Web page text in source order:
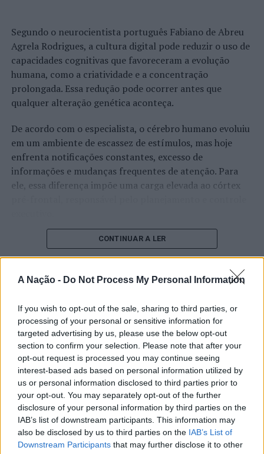
A Nação - Do Not Process My Personal Information
If you wish to opt-out of the sale, sharing to third parties, or
processing of your personal or sensitive information for
targeted advertising by us, please use the below opt-out
section to confirm your selection. Please note that after your
opt-out request is processed you may continue seeing
interest-based ads based on personal information utilized by
us or personal information disclosed to third parties prior to
your opt-out. You may separately opt-out of the further
disclosure of your personal information by third parties on the
IAB’s list of downstream participants. This information may
also be disclosed by us to third parties on the IAB’s List of
Downstream Participants that may further disclose it to other
Segundo o neurocientista português Fabiano de Abreu
Agrela Rodrigues, a cultura digital pode reduzir o uso de
capacidades cognitivas que favoreceram a evolução
humana, como a criatividade e a concentração
prolongada. Essa redução pode ocorrer antes que
qualquer alteração genética aconteça.
De acordo com o especialista, o cérebro humano evoluiu
em um ambiente de escassez de estímulos, mas hoje
enfrenta notificações constantes, excesso de
informações e mudanças frequentes de atenção. Para
ele, essa diferença impõe uma carga elevada ao córtex
O pesquisador afirma que plataformas digitais também
estimulam continuamente o sistema de recompensa do
cérebro, favorecendo a fadiga mental, a dificuldade de
manter a atenção e a procrastinação. Na sua visão,
aumentam a sensação de sobrecarga, enquanto o stress
prolongado pode elevar os níveis de cortisol e
prejudicar o desempenho cognitivo.
Fabiano de Abreu Agrela Rodrigues ressalta que não há
evidências de que o ambiente digital provoque mudanças
genéticas na espécie humana. A adaptação observada,
afirma, ocorre por meio da neuroplasticidade, processo
pelo qual os circuitos neurais se reorganizam em
resposta às experiências.
CONTINUAR A LER
“Millennium Estoril Open 2026”
regressou ao circuito ATP com
vitória do francês Luca Van Assche
Publicado 1 dia atrás on 07/08/2026
Por Ígor Lopes
O “Millennium Estoril Open 2026” decorreu entre os
dias 18 e 26 de julho, no Clube de Ténis do Estoril, em